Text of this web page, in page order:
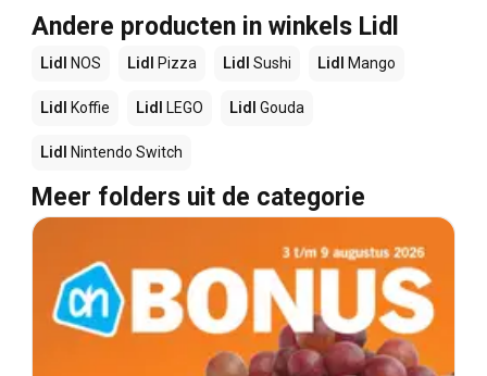
Andere producten in winkels Lidl
Lidl NOS Lidl Pizza Lidl Sushi Lidl Mango
Lidl Koffie Lidl LEGO Lidl Gouda
Lidl Nintendo Switch
Meer folders uit de categorie